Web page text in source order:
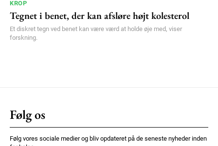
KROP
Tegnet i benet, der kan afsløre højt kolesterol
Et diskret tegn ved benet kan være værd at holde øje med, viser
forskning.
Følg os
Følg vores sociale medier og bliv opdateret på de seneste nyheder inden